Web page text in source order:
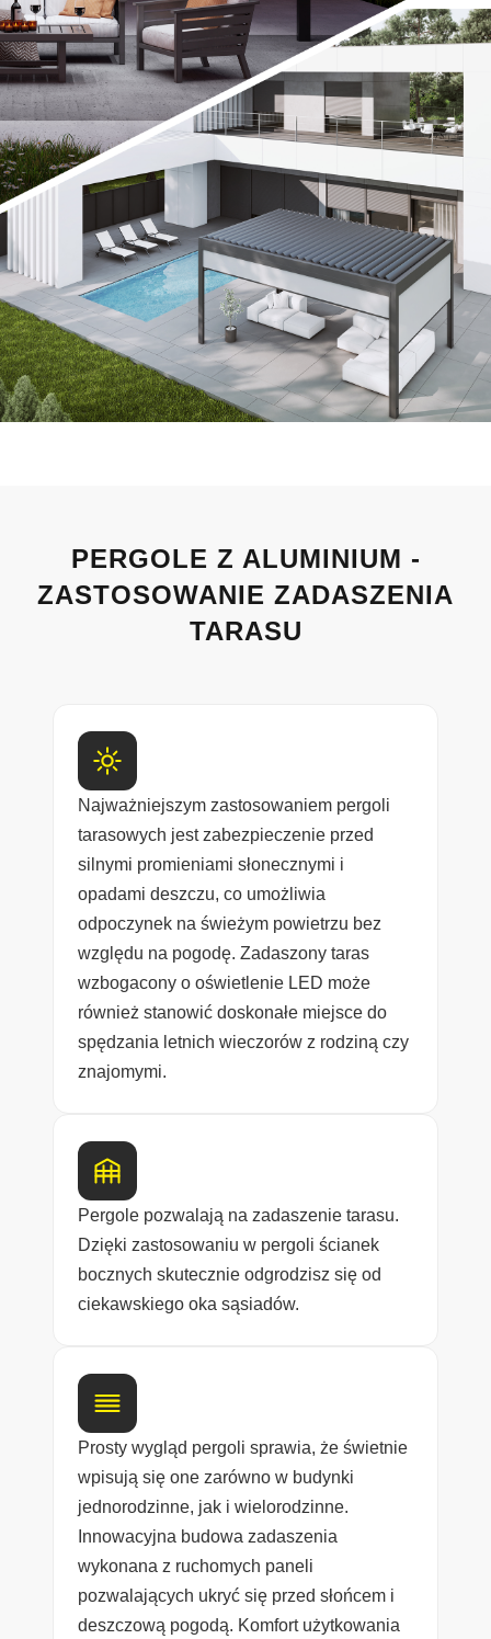
PERGOLE Z ALUMINIUM -
ZASTOSOWANIE ZADASZENIA
TARASU
Najważniejszym zastosowaniem pergoli
tarasowych jest zabezpieczenie przed
silnymi promieniami słonecznymi i
opadami deszczu, co umożliwia
odpoczynek na świeżym powietrzu bez
względu na pogodę. Zadaszony taras
wzbogacony o oświetlenie LED może
również stanowić doskonałe miejsce do
spędzania letnich wieczorów z rodziną czy
znajomymi.
Pergole pozwalają na zadaszenie tarasu.
Dzięki zastosowaniu w pergoli ścianek
bocznych skutecznie odgrodzisz się od
ciekawskiego oka sąsiadów.
Prosty wygląd pergoli sprawia, że świetnie
wpisują się one zarówno w budynki
jednorodzinne, jak i wielorodzinne.
Innowacyjna budowa zadaszenia
wykonana z ruchomych paneli
pozwalających ukryć się przed słońcem i
deszczową pogodą. Komfort użytkowania